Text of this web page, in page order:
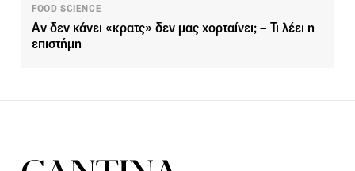
FOOD SCIENCE
Αν δεν κάνει «κρατς» δεν μας χορταίνει; – Τι λέει η
επιστήμη